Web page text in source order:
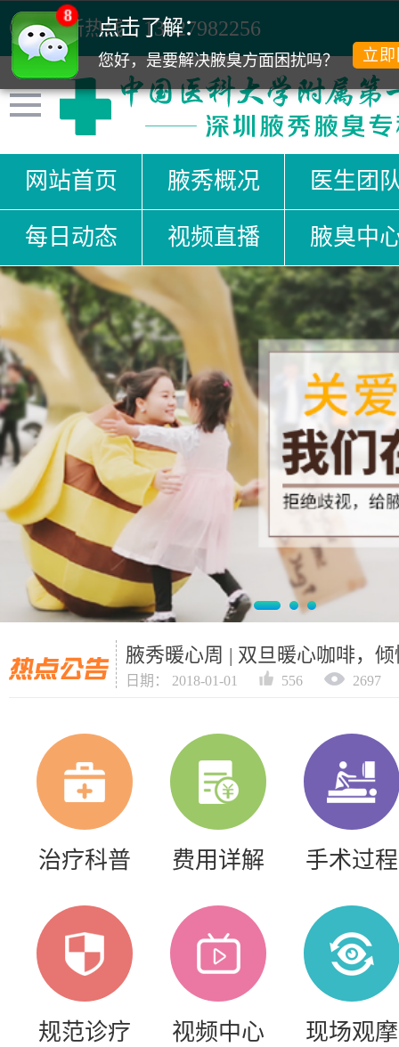
清新热线： 13027982256
网站首页 腋秀概况 医生团
每日动态 视频直播 腋臭中
腋秀暖心周 | 双旦暖心咖啡，
日期： 2018-01-01 556 2697
腋秀致敬丨守护清新健康的你
日期： 2018-03-20 258 3548
腋秀暖心周 | 双旦暖心咖啡，
日期： 2018-01-01 556 2697
日期： 2018-03-20 3548
治疗科普 费用详解 手术过程
规范诊疗 视频中心 现场观摩
8
点击了解：
您好，是要解决腋臭方面困扰吗？ 立